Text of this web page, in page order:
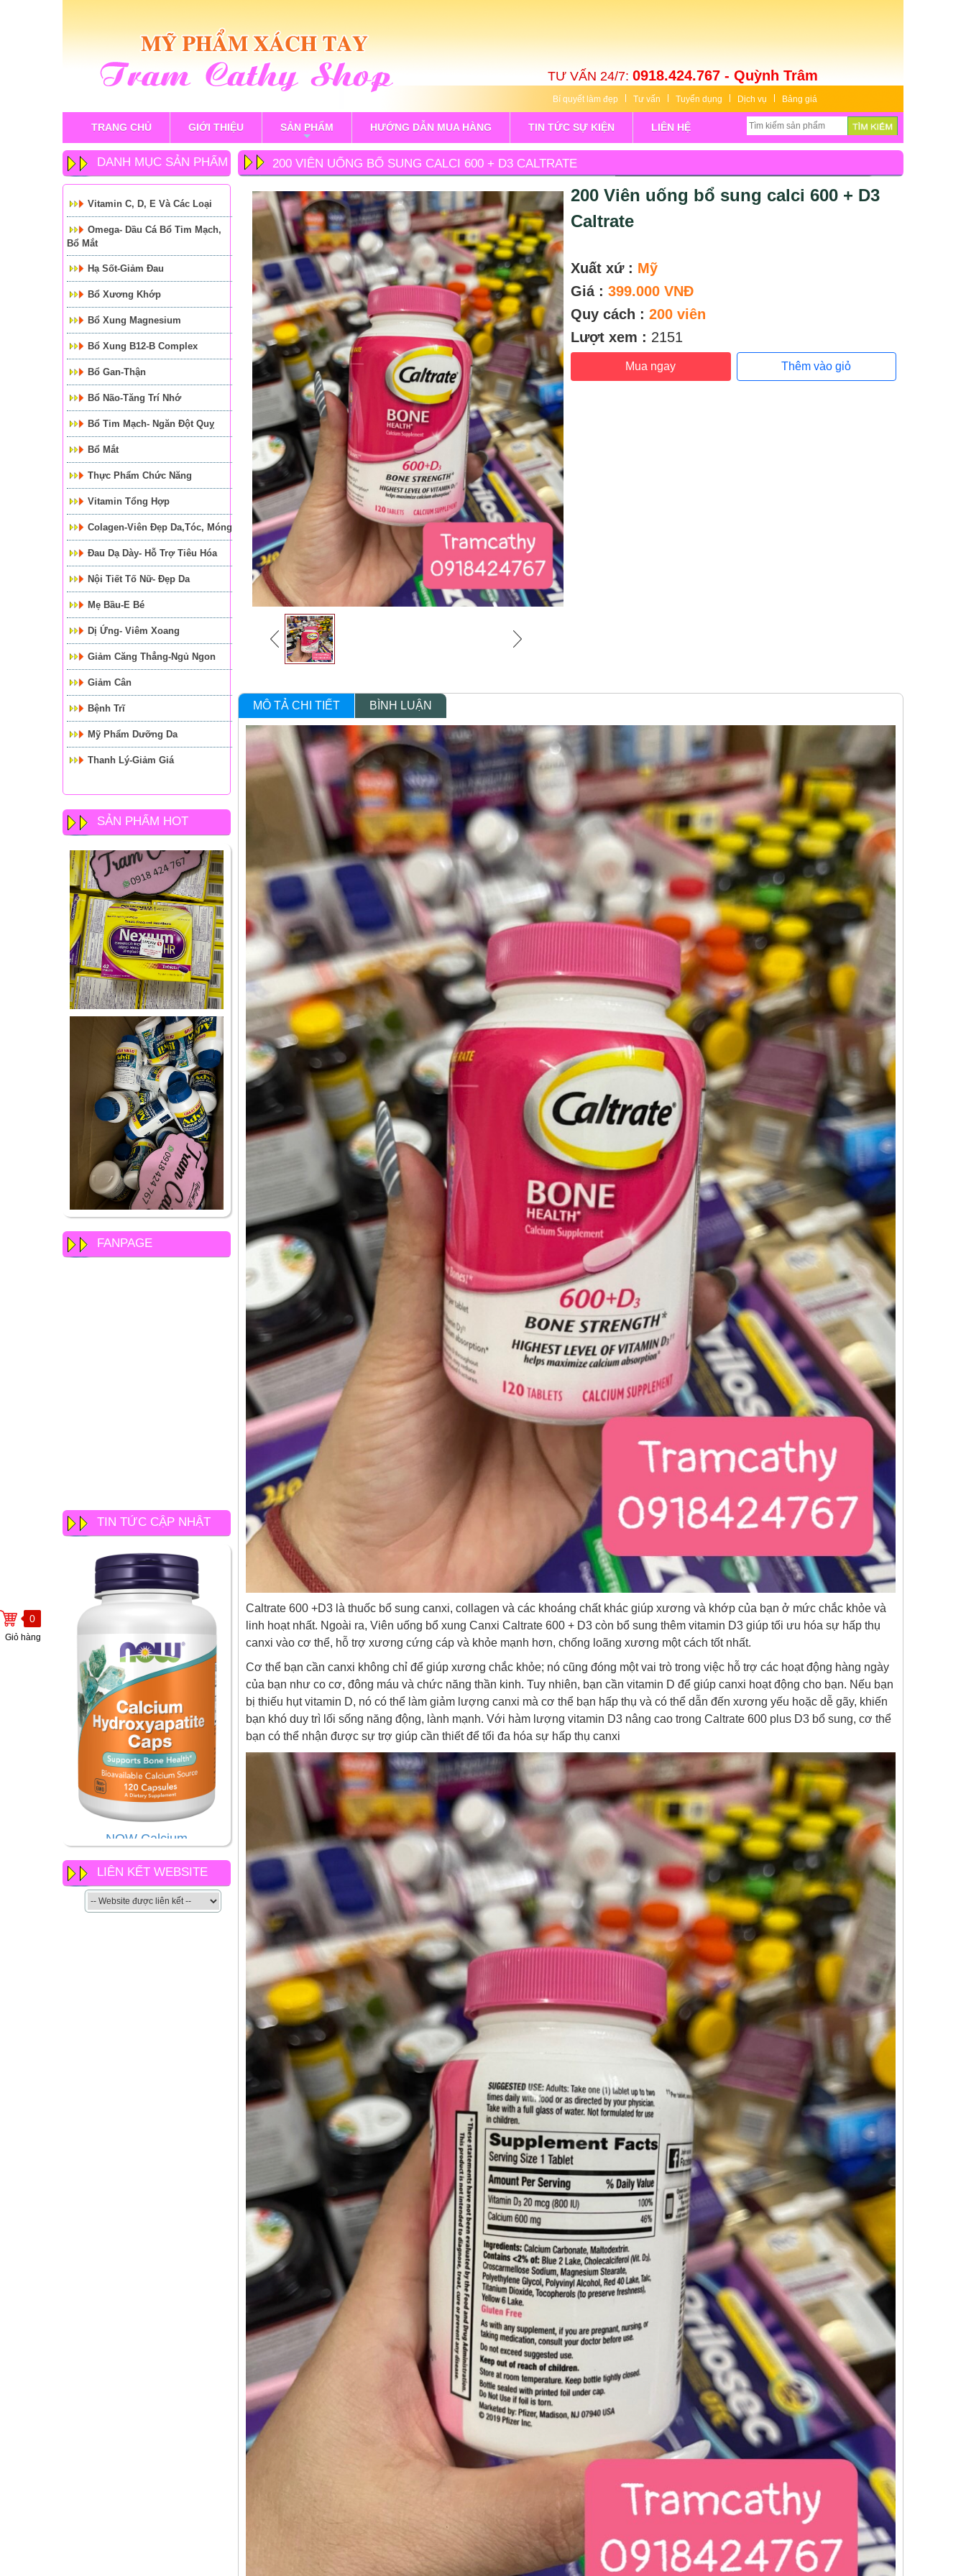
TƯ VẤN 24/7: 0918.424.767 - Quỳnh Trâm
Bí quyết làm đẹp Tư vấn Tuyển dụng Dịch vụ Bảng giá
0
Giỏ hàng
TRANG CHỦ GIỚI THIỆU
+
SẢN PHẨM HƯỚNG DẪN MUA HÀNG TIN TỨC SỰ KIỆN LIÊN HỆ
DANH MỤC SẢN PHẨM
Vitamin C, D, E Và Các Loại
Omega- Dầu Cá Bổ Tim Mạch,
Bổ Mắt
Hạ Sốt-Giảm Đau
Bổ Xương Khớp
Bổ Xung Magnesium
Bổ Xung B12-B Complex
Bổ Gan-Thận
Bổ Não-Tăng Trí Nhớ
Bổ Tim Mạch- Ngăn Đột Quỵ
Bổ Mắt
Thực Phẩm Chức Năng
Vitamin Tổng Hợp
Colagen-Viên Đẹp Da,tóc, Móng
Đau Dạ Dày- Hỗ Trợ Tiêu Hóa
Nội Tiết Tố Nữ- Đẹp Da
Mẹ Bầu-E Bé
Dị Ứng- Viêm Xoang
Giảm Căng Thẳng-Ngủ Ngon
Giảm Cân
Bệnh Trĩ
Mỹ Phẩm Dưỡng Da
Thanh Lý-Giảm Giá
SẢN PHẨM HOT
FANPAGE
TIN TỨC CẬP NHẬT
NOW Calcium
Hydroxyapatite Caps có gì
khác so với các loại canxi
khác của now
LIÊN KẾT WEBSITE
200 VIÊN UỐNG BỔ SUNG CALCI 600 + D3 CALTRATE
200 Viên uống bổ sung calci 600 + D3
Caltrate
Xuất xứ : Mỹ
Giá : 399.000 VNĐ
Quy cách : 200 viên
Lượt xem : 2151
Mua ngay Thêm vào giỏ
MÔ TẢ CHI TIẾT BÌNH LUẬN
Caltrate 600 +D3 là thuốc bổ sung canxi, collagen và các khoáng chất khác giúp xương và khớp của bạn ở mức chắc khỏe và
linh hoạt nhất. Ngoài ra, Viên uống bổ xung Canxi Caltrate 600 + D3 còn bổ sung thêm vitamin D3 giúp tối ưu hóa sự hấp thụ
canxi vào cơ thể, hỗ trợ xương cứng cáp và khỏe mạnh hơn, chống loãng xương một cách tốt nhất.
Cơ thể bạn cần canxi không chỉ để giúp xương chắc khỏe; nó cũng đóng một vai trò trong việc hỗ trợ các hoạt động hàng ngày
của bạn như co cơ, đông máu và chức năng thần kinh. Tuy nhiên, bạn cần vitamin D để giúp canxi hoạt động cho bạn. Nếu bạn
bị thiếu hụt vitamin D, nó có thể làm giảm lượng canxi mà cơ thể bạn hấp thụ và có thể dẫn đến xương yếu hoặc dễ gãy, khiến
bạn khó duy trì lối sống năng động, lành mạnh. Với hàm lượng vitamin D3 nâng cao trong Caltrate 600 plus D3 bổ sung, cơ thể
bạn có thể nhận được sự trợ giúp cần thiết để tối đa hóa sự hấp thụ canxi